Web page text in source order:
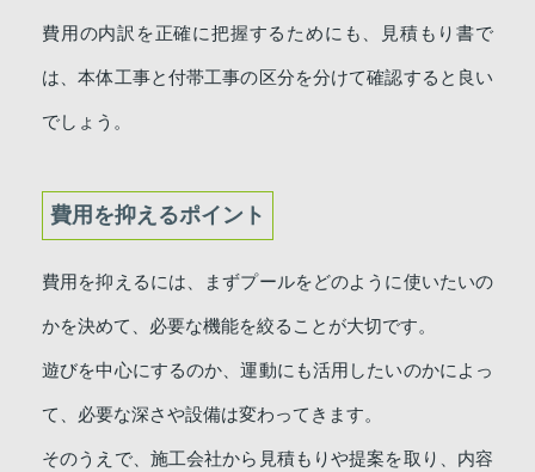
費用の内訳を正確に把握するためにも、見積もり書で
は、本体工事と付帯工事の区分を分けて確認すると良い
でしょう。
費用を抑えるポイント
費用を抑えるには、まずプールをどのように使いたいの
かを決めて、必要な機能を絞ることが大切です。
遊びを中心にするのか、運動にも活用したいのかによっ
て、必要な深さや設備は変わってきます。
そのうえで、施工会社から見積もりや提案を取り、内容